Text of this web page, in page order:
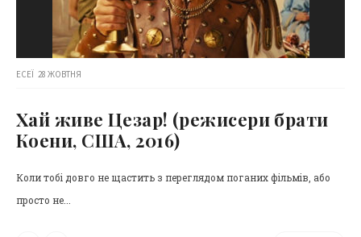
ЕСЕЇ 28 ЖОВТНЯ
Хай живе Цезар! (режисери брати
Коени, США, 2016)
Коли тобі довго не щастить з переглядом поганих фільмів, або
просто не...